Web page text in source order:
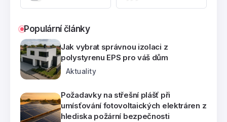
Populární články
Jak vybrat správnou izolaci z
polystyrenu EPS pro váš dům
Aktuality
Požadavky na střešní plášť při
umísťování fotovoltaických elektráren z
hlediska požární bezpečnosti